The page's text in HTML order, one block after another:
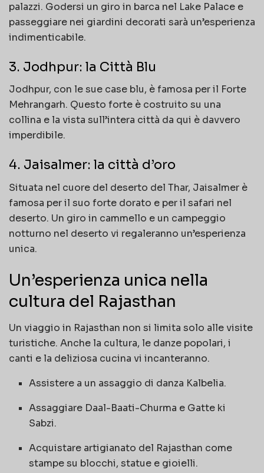
palazzi. Godersi un giro in barca nel Lake Palace e
passeggiare nei giardini decorati sarà un’esperienza
indimenticabile.
3. Jodhpur: la Città Blu
Jodhpur, con le sue case blu, è famosa per il Forte
Mehrangarh. Questo forte è costruito su una
collina e la vista sull’intera città da qui è davvero
imperdibile.
4. Jaisalmer: la città d’oro
Situata nel cuore del deserto del Thar, Jaisalmer è
famosa per il suo forte dorato e per il safari nel
deserto. Un giro in cammello e un campeggio
notturno nel deserto vi regaleranno un’esperienza
unica.
Un’esperienza unica nella
cultura del Rajasthan
Un viaggio in Rajasthan non si limita solo alle visite
turistiche. Anche la cultura, le danze popolari, i
canti e la deliziosa cucina vi incanteranno.
Assistere a un assaggio di danza Kalbelia.
Assaggiare Daal-Baati-Churma e Gatte ki
Sabzi.
Acquistare artigianato del Rajasthan come
stampe su blocchi, statue e gioielli.